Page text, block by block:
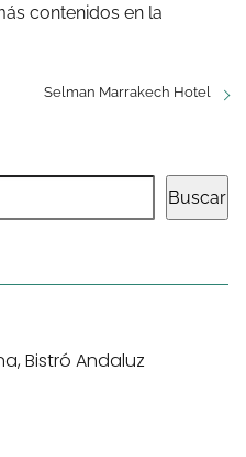
contenidos en la
Selman Marrakech Hotel
Buscar
Bistró Andaluz